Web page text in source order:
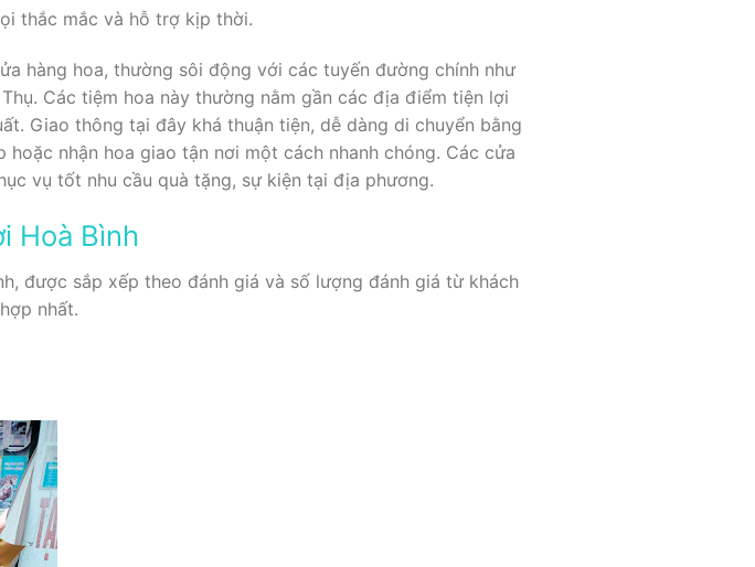
thắc mắc và hỗ trợ kịp thời.
hàng hoa, thường sôi động với các tuyến đường chính như
Các tiệm hoa này thường nằm gần các địa điểm tiện lợi
Giao thông tại đây khá thuận tiện, dễ dàng di chuyển bằng
nhận hoa giao tận nơi một cách nhanh chóng. Các cửa
vụ tốt nhu cầu quà tặng, sự kiện tại địa phương.
Hoà Bình
được sắp xếp theo đánh giá và số lượng đánh giá từ khách
nhất.